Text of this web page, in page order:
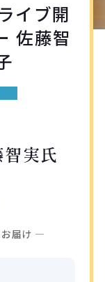
イブ開
佐藤智
実氏
届け ―